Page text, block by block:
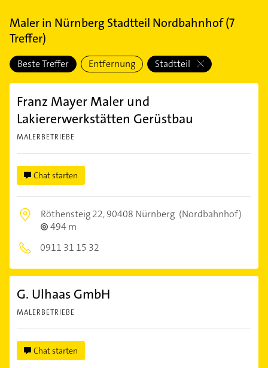
Malerin Nürnberg Stadtteil Nordbahnhof(7
Treffer)
Beste Treffer Entfernung Stadtteil
Franz Mayer Maler und
Lakiererwerkstätten Gerüstbau
MALERBETRIEBE
Chat starten
Röthensteig 22,90408 Nürnberg (Nordbahnhof)
494 m
0911 31 15 32
G. Ulhaas GmbH
MALERBETRIEBE
Chat starten